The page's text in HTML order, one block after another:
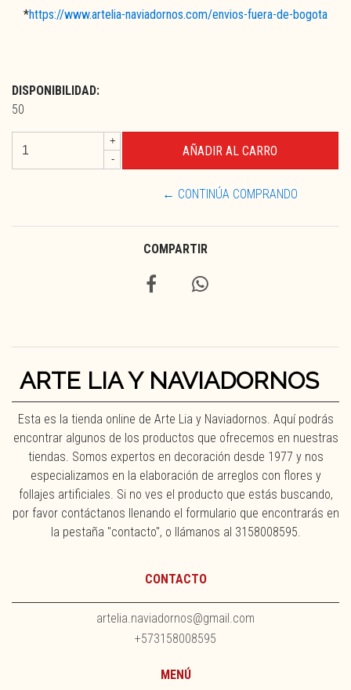
*https://www.artelia-naviadornos.com/envios-fuera-de-bogota
DISPONIBILIDAD:
50
+
-
← CONTINÚA COMPRANDO
COMPARTIR
ARTE LIA Y NAVIADORNOS
Esta es la tienda online de Arte Lia y Naviadornos. Aquí podrás
encontrar algunos de los productos que ofrecemos en nuestras
tiendas. Somos expertos en decoración desde 1977 y nos
especializamos en la elaboración de arreglos con flores y
follajes artificiales. Si no ves el producto que estás buscando,
por favor contáctanos llenando el formulario que encontrarás en
la pestaña "contacto", o llámanos al 3158008595.
CONTACTO
artelia.naviadornos@gmail.com
+573158008595
MENÚ